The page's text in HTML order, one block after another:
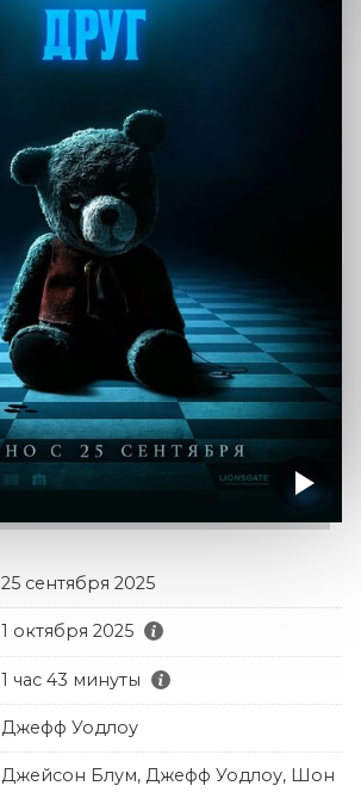
25 сентября 2025
1 октября 2025
1 час 43 минуты
Джефф Уодлоу
Джейсон Блум, Джефф Уодлоу, Шон